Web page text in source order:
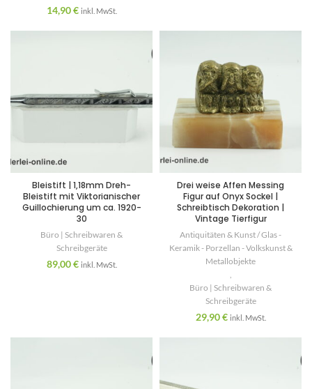
14,90€ inkl. MwSt.
Bleistift | 1,18mm Dreh-
Bleistift mit Viktorianischer
Guillochierung um ca. 1920-
30
Büro | Schreibwaren &
Schreibgeräte
89,00€ inkl. MwSt.
Drei weise Affen Messing
Figur auf Onyx Sockel |
Schreibtisch Dekoration |
Vintage Tierfigur
Antiquitäten & Kunst / Glas -
Keramik - Porzellan - Volkskunst &
Metallobjekte
Büro | Schreibwaren &
Schreibgeräte
29,90€ inkl. MwSt.